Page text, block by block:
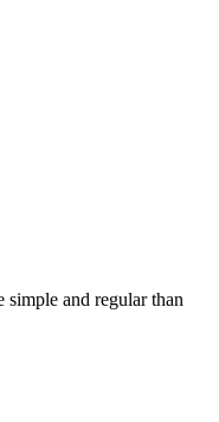
and regular than